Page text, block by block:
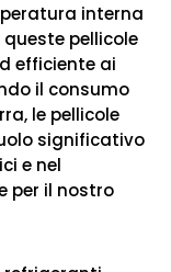
interna
pellicole
efficiente ai
il consumo
le pellicole
significativo
e nel
per il nostro